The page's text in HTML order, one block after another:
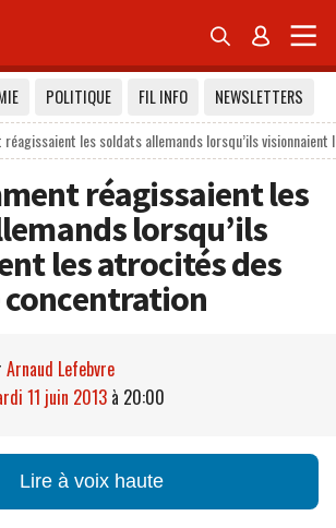
 
POLITIQUE FIL INFO
NEWSLETTERS
réagissaient les soldats allemands lorsqu’ils
réagissaient les
lorsqu’ils
les atrocités des
concentration
Arnaud Lefebvre
11 juin 2013 à 20:00
Lire à voix haute